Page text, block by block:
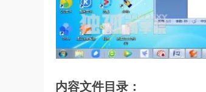
内容文件目录：